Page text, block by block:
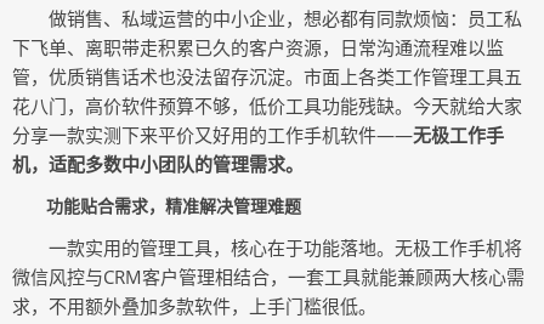
做销售、私域运营的中小企业，想必都有同款烦恼：员工私
下飞单、离职带走积累已久的客户资源，日常沟通流程难以监
管，优质销售话术也没法留存沉淀。市面上各类工作管理工具五
花八门，高价软件预算不够，低价工具功能残缺。今天就给大家
分享一款实测下来平价又好用的工作手机软件——无极工作手
机，适配多数中小团队的管理需求。
功能贴合需求，精准解决管理难题
一款实用的管理工具，核心在于功能落地。无极工作手机将
微信风控与CRM客户管理相结合，一套工具就能兼顾两大核心需
求，不用额外叠加多款软件，上手门槛很低。